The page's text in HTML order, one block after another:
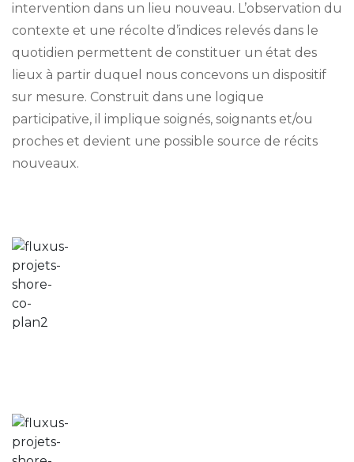
intervention dans un lieu nouveau. L’observation du
contexte et une récolte d’indices relevés dans le
quotidien permettent de constituer un état des
lieux à partir duquel nous concevons un dispositif
sur mesure. Construit dans une logique
participative, il implique soignés, soignants et/ou
proches et devient une possible source de récits
nouveaux.